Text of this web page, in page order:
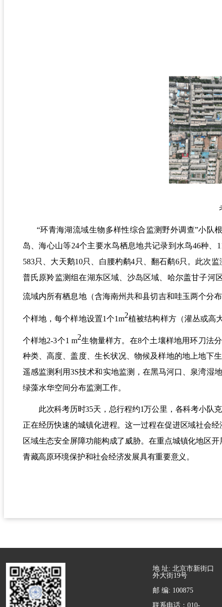
“环青海湖流域生物多样性综合监测野外调查”小队
岛、海心山等24个主要水鸟栖息地共记录到水鸟46种、
583只、大天鹅10只、白腰杓鹬4只、翻石鹬6只。此次监
普氏原羚监测组在湖东区域、沙岛区域、哈尔盖甘子河
流域内所有栖息地（含海南州共和县切吉和哇玉两个分
个样地，每个样地设置1个1m2植被结构样方（灌丛或高
个样地2-3个1m2生物量样方。在8个土壤样地用环刀法分
种类、高度、盖度、生长状况、物候及样地的地上地下
遥感监测利用3S技术和实地监测，在黑马河口、泉湾湿
绿藻水华空间分布监测工作。
此次科考历时35天，总行程约1万公里 ，各科考小队
正在经历快速的城镇化进程。这一过程在促进区域社会
区域生态安全屏障功能构成了威胁。在重点城镇化地区
青藏高原环境保护和社会经济发展具有重要意义 。
地 址: 北京市新街口
外大街19号
邮 编: 100875
联系电话：010-